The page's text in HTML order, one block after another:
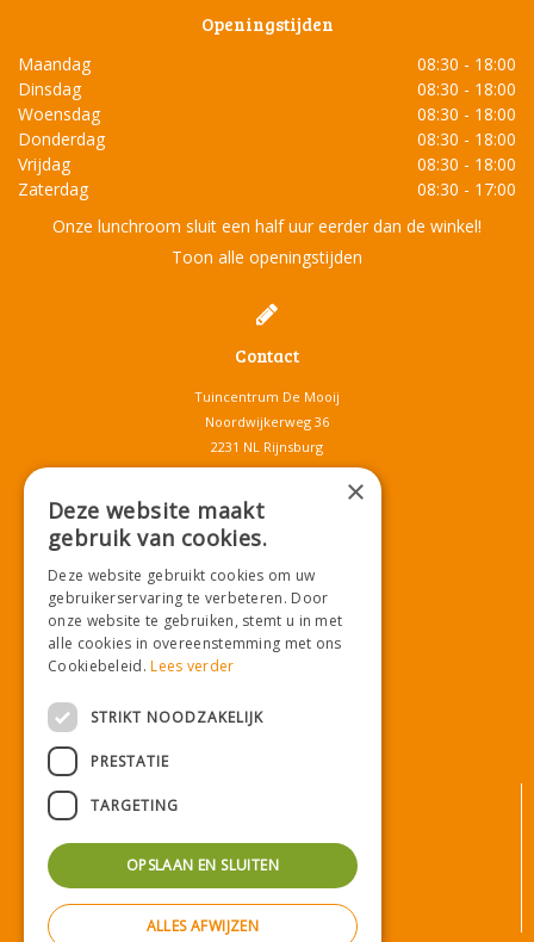
Openingstijden
Maandag
08:30 - 18:00
Dinsdag
08:30 - 18:00
Woensdag
08:30 - 18:00
Donderdag
08:30 - 18:00
Vrijdag
08:30 - 18:00
Zaterdag
08:30 - 17:00
Onze lunchroom sluit een half uur eerder dan de winkel!
Toon alle openingstijden
Contact
Tuincentrum De Mooij
Noordwijkerweg 36
2231 NL Rijnsburg
T.071-4080959
info@tuincentrumdemooij.nl
Download onze App!
Privacy statement
Bezorginformatie
×
Deze website maakt
gebruik van cookies.
Deze website gebruikt cookies om uw
gebruikerservaring te verbeteren. Door
onze website te gebruiken, stemt u in met
alle cookies in overeenstemming met ons
Cookiebeleid.Lees verder
STRIKT NOODZAKELIJK
PRESTATIE
TARGETING
OPSLAAN EN SLUITEN
ALLES AFWIJZEN